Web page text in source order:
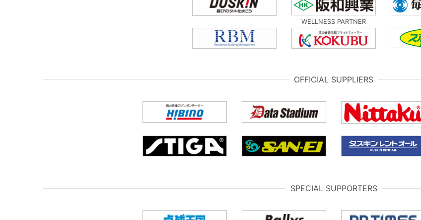
WELLNESS PARTNER
OFFICIAL SUPPLIERS
SPECIAL SUPPORTERS